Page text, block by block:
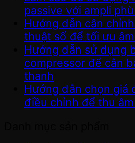
passive với ampli
Hướng dẫn cân
thuật số để tối ưu
Hướng dẫn sử dụng
compressor để cân
thanh
Hướng dẫn chọn giá
điều chỉnh để thu